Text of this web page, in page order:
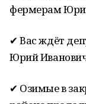
фермерам
✔ Вас ждёт
Юрий
✔ Озимые в